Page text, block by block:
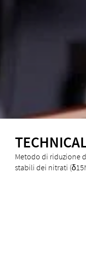
Metodo di riduzione
stabili dei nitrati